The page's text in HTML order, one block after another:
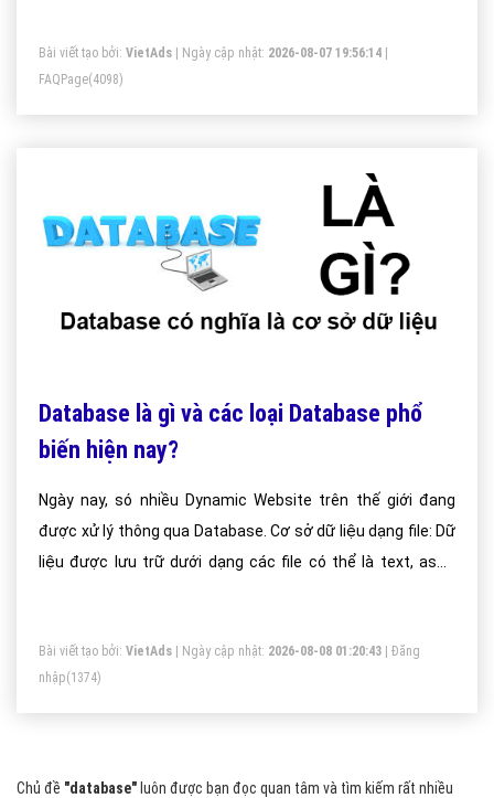
Bài viết tạo bởi: VietAds | Ngày cập nhật: 2026-08-07 19:56:14
FAQPage(4098)
Database là gì và các loại Database phổ
biến hiện nay?
Ngày nay, só nhiều Dynamic Website trên thế giới đang
được xử lý thông qua Database. Cơ sở dữ liệu dạng file: Dữ
liệu được lưu trữ dưới dạng các file có thể là text, ascii,
dữ liệu gọi là các thực thể, giữa các thực thể này có mối
liên hệ với nhau gọi là các quan hệ, mỗi quan hệ có các
thuộc tính, trong đó có một thuộc tính là khóa chính. Các
Bài viết tạo bởi: VietAds | Ngày cập nhật: 2026-08-08 01:20:43
Đăng
nhập(1374)
Chủ đề "database" luôn được bạn đọc quan tâm và tìm kiếm rất nhiều